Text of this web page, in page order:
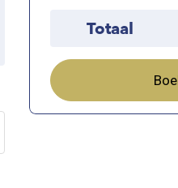
Totaal